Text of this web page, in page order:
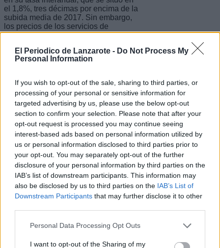
El Periodico de Lanzarote - Do Not Process My
Personal Information
If you wish to opt-out of the sale, sharing to third parties, or
processing of your personal or sensitive information for
targeted advertising by us, please use the below opt-out
section to confirm your selection. Please note that after your
opt-out request is processed you may continue seeing
interest-based ads based on personal information utilized by
us or personal information disclosed to third parties prior to
your opt-out. You may separately opt-out of the further
disclosure of your personal information by third parties on the
IAB’s list of downstream participants. This information may
also be disclosed by us to third parties on the IAB’s List of
Downstream Participants that may further disclose it to other
Personal Data Processing Opt Outs
I want to opt-out of the Sharing of my
el 1,8%, tres décimas por encima de la
subida media de 2017. Sin embargo,
los precios de los servicios de
alojamiento cerraron 2018 con un
2017, con mayores variaciones a lo
largo de 2018. En general los
de un año atrás, por lo que en la media
el crecimiento se sitúa cerca de dos
puntos por debajo del que tuvo lugar el
año anterior. Aunque se mantiene un
crecimiento suave, la evolución se
sitúa por encima del IPC general en las
dos ramas de actividad.
“Las cifras demuestran la importancia
que tiene el conjunto de
establecimientos de restauración y
alojamiento que conforman el sector de
la hostelería para el turismo y la
economía de nuestro país, por su
importante contribución al PIB
nacional, el elevado número de
papel clave que protagoniza en el
Luis Yzuel, presidente de